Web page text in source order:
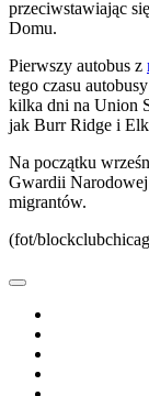
przeciwstawiając
Domu.
Pierwszy autobus z
tego czasu
kilka dni na Union
jak Burr Ridge i
Na początku
Gwardii
migrantów.
(fot/